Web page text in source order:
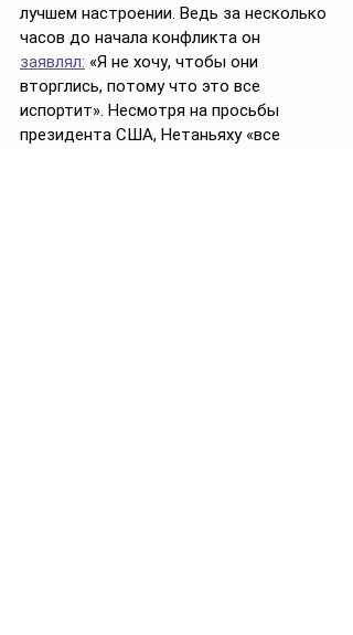
лучшем настроении. Ведь за несколько
часов до начала конфликта он
заявлял: «Я не хочу, чтобы они
вторглись, потому что это все
испортит». Несмотря на просьбы
президента США, Нетаньяху «все